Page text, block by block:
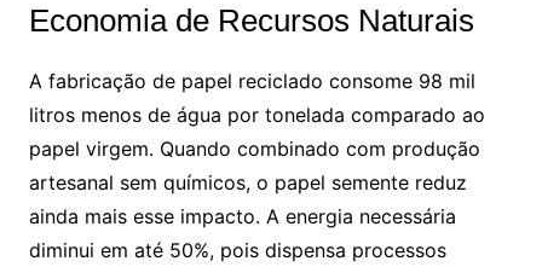
Economia de Recursos Naturais
A fabricação de papel reciclado consome 98 mil
litros menos de água por tonelada comparado ao
papel virgem. Quando combinado com produção
artesanal sem químicos, o papel semente reduz
ainda mais esse impacto. A energia necessária
diminui em até 50%, pois dispensa processos